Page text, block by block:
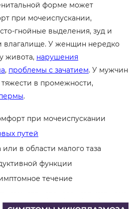
форме может
при мочеиспускании,
гнойные выделения, зуд и
влагалище. У женщин нередко
живота, нарушения
, проблемы с зачатием. У мужчин
в промежности,
.
при мочеиспускании
путей
в области малого таза
функции
течение